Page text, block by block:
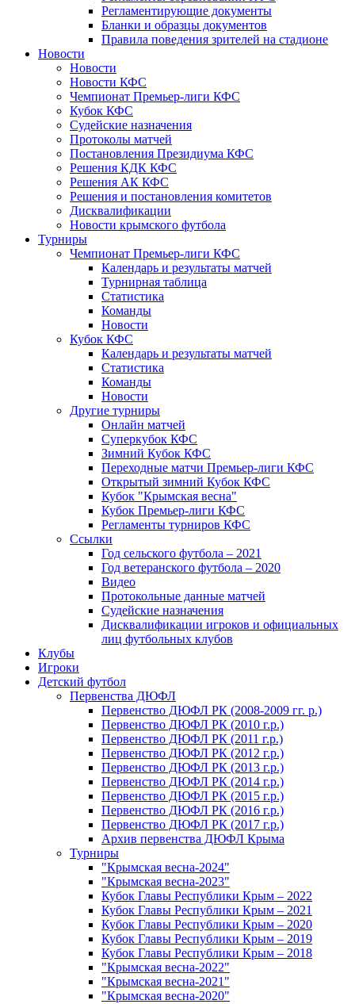
Регламентирующие документы
Бланки и образцы документов
Правила поведения зрителей на стадионе
Новости
Новости
Новости КФС
Чемпионат Премьер-лиги КФС
Кубок КФС
Судейские назначения
Протоколы матчей
Постановления Президиума КФС
Решения КДК КФС
Решения АК КФС
Решения и постановления комитетов
Дисквалификации
Новости крымского футбола
Турниры
Чемпионат Премьер-лиги КФС
Календарь и результаты матчей
Турнирная таблица
Статистика
Команды
Новости
Кубок КФС
Календарь и результаты матчей
Статистика
Команды
Новости
Другие турниры
Онлайн матчей
Суперкубок КФС
Зимний Кубок КФС
Переходные матчи Премьер-лиги КФС
Открытый зимний Кубок КФС
Кубок "Крымская весна"
Кубок Премьер-лиги КФС
Регламенты турниров КФС
Ссылки
Год сельского футбола – 2021
Год ветеранского футбола – 2020
Видео
Протокольные данные матчей
Судейские назначения
Дисквалификации игроков и официальных
лиц футбольных клубов
Клубы
Игроки
Детский футбол
Первенства ДЮФЛ
Первенство ДЮФЛ РК (2008-2009 гг. р.)
Первенство ДЮФЛ РК (2010 г.р.)
Первенство ДЮФЛ РК (2011 г.р.)
Первенство ДЮФЛ РК (2012 г.р.)
Первенство ДЮФЛ РК (2013 г.р.)
Первенство ДЮФЛ РК (2014 г.р.)
Первенство ДЮФЛ РК (2015 г.р.)
Первенство ДЮФЛ РК (2016 г.р.)
Первенство ДЮФЛ РК (2017 г.р.)
Архив первенства ДЮФЛ Крыма
Турниры
"Крымская весна-2024"
"Крымская весна-2023"
Кубок Главы Республики Крым – 2022
Кубок Главы Республики Крым – 2021
Кубок Главы Республики Крым – 2020
Кубок Главы Республики Крым – 2019
Кубок Главы Республики Крым – 2018
"Крымская весна-2022"
"Крымская весна-2021"
"Крымская весна-2020"